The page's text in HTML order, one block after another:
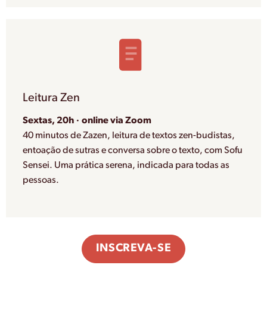
Leitura Zen
Sextas, 20h · online via Zoom
40 minutos de Zazen, leitura de textos zen-budistas,
entoação de sutras e conversa sobre o texto, com Sofu
Sensei. Uma prática serena, indicada para todas as
pessoas.
INSCREVA-SE